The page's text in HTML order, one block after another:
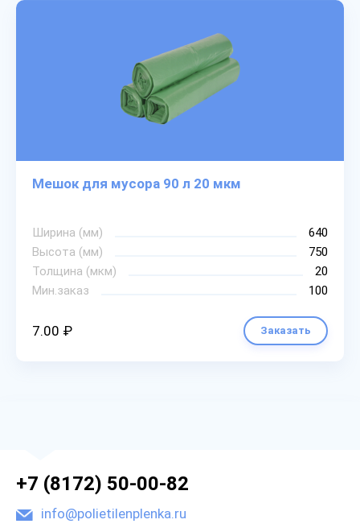
Мешок для мусора 90 л 20 мкм
Ширина (мм)
640
Высота (мм)
750
Толщина (мкм)
20
Мин.заказ
100
7.00 ₽ Заказать
+7 (8172) 50-00-82
info@polietilenplenka.ru